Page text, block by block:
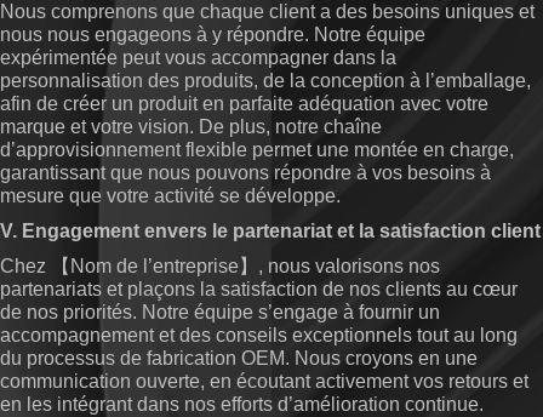
Nous comprenons que chaque client a des besoins uniques et
nous nous engageons à y répondre. Notre équipe
expérimentée peut vous accompagner dans la
personnalisation des produits, de la conception à l’emballage,
afin de créer un produit en parfaite adéquation avec votre
marque et votre vision. De plus, notre chaîne
d’approvisionnement flexible permet une montée en charge,
garantissant que nous pouvons répondre à vos besoins à
mesure que votre activité se développe.
V. Engagement envers le partenariat et la satisfaction client
Chez 【Nom de l’entreprise】, nous valorisons nos
partenariats et plaçons la satisfaction de nos clients au cœur
de nos priorités. Notre équipe s’engage à fournir un
accompagnement et des conseils exceptionnels tout au long
du processus de fabrication OEM. Nous croyons en une
communication ouverte, en écoutant activement vos retours et
en les intégrant dans nos efforts d’amélioration continue.